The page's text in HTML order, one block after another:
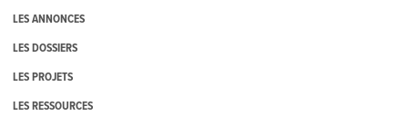
LES ANNONCES
LES DOSSIERS
LES PROJETS
LES RESSOURCES